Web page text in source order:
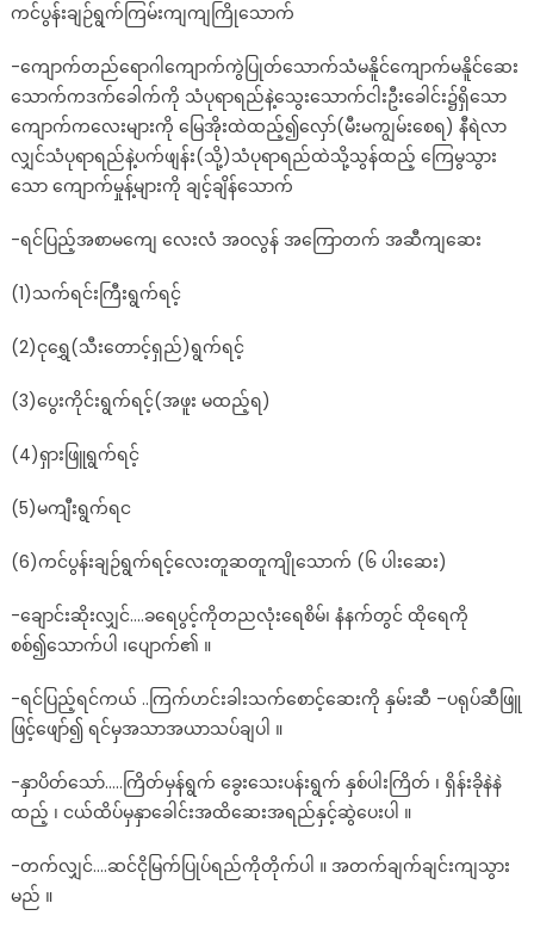
ကင်ပွန်းချဉ်ရွက်ကြမ်းကျကျကြိုသောက်
-ကျောက်တည်ရောဂါကျောက်ကွဲပြုတ်သောက်သံမနိူင်ကျောက်မနိူင်ဆေး
သောက်ကဒက်ခေါက်ကို သံပုရာရည်နဲ့သွေးသောက်ငါးဦးခေါင်း၌ရှိသော
ကျောက်ကလေးများကို မြေအိုးထဲထည့်၍လှော်(မီးမကျွမ်းစေရ) နီရဲလာ
လျှင်သံပုရာရည်နဲ့ပက်ဖျန်း(သို့)သံပုရာရည်ထဲသို့သွန်ထည့် ကြေမွသွား
သော ကျောက်မှုန့်များကို ချင့်ချိန်သောက်
-ရင်ပြည့်အစာမကျေ လေးလံ အဝလွန် အကြောတက် အဆီကျဆေး
(1)သက်ရင်းကြီးရွက်ရင့်
(2)ငုရွှေ(သီးတောင့်ရှည်)ရွက်ရင့်
(3)ပွေးကိုင်းရွက်ရင့်(အဖူး မထည့်ရ)
(4)ရှားဖြူရွက်ရင့်
(5)မကျီးရွက်ရင
(6)ကင်ပွန်းချဉ်ရွက်ရင့်လေးတူဆတူကျိုသောက် (၆ ပါးဆေး)
-ချောင်းဆိုးလျှင်….ခရေပွင့်ကိုတညလုံးရေစိမ်၊ နံနက်တွင် ထိုရေကို
စစ်၍သောက်ပါ ၊ပျောက်၏ ။
-ရင်ပြည့်ရင်ကယ် ..ကြက်ဟင်းခါးသက်စောင့်ဆေးကို နှမ်းဆီ –ပရုပ်ဆီဖြူ
ဖြင့်ဖျော်၍ ရင်မှအသာအယာသပ်ချပါ ။
-နှာပိတ်သော်…..ကြိတ်မှန်ရွက် ခွေးသေးပန်းရွက် နှစ်ပါးကြိတ် ၊ ရှိန်းခိုနဲနဲ
ထည့် ၊ ငယ်ထိပ်မှနှာခေါင်းအထိဆေးအရည်နှင့်ဆွဲပေးပါ ။
-တက်လျှင်….ဆင်ငိုမြက်ပြုပ်ရည်ကိုတိုက်ပါ ။ အတက်ချက်ချင်းကျသွား
မည် ။